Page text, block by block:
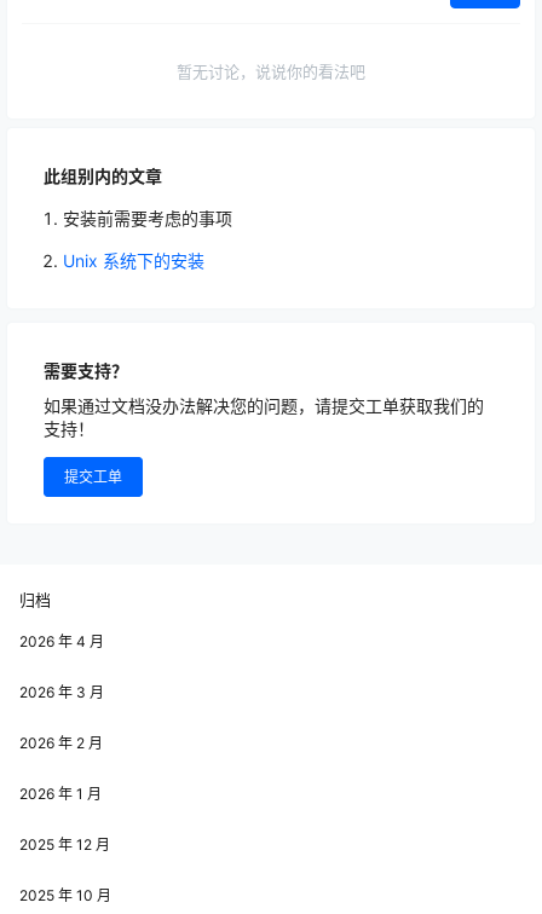
此组别内的文章
安装前需要考虑的事项
Unix 系统下的安装
需要支持？
如果通过文档没办法解决您的问题，请提交工单获取我们的
支持！
提交工单
暂无讨论，说说你的看法吧
归档
2026 年 4 月
2026 年 3 月
2026 年 2 月
2026 年 1 月
2025 年 12 月
2025 年 10 月